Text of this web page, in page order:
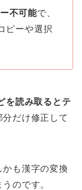
不可能で、
ピーや選択
を読み取るとテ
だけ修正して
かも漢字の変換
のです。